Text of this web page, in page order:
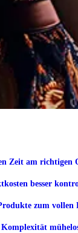
Zeit am richtigen
besser
zum